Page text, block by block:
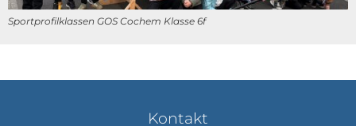
Sportprofilklassen GOS Cochem Klasse 6f
Kontakt